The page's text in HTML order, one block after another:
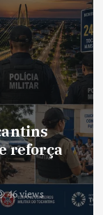
reforça
46 views